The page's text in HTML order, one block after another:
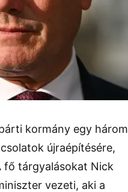
kormány egy három
újraépítésére,
fő tárgyalásokat Nick
vezeti, aki a